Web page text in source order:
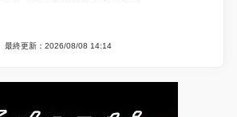
最終更新：2026/08/08 14:14